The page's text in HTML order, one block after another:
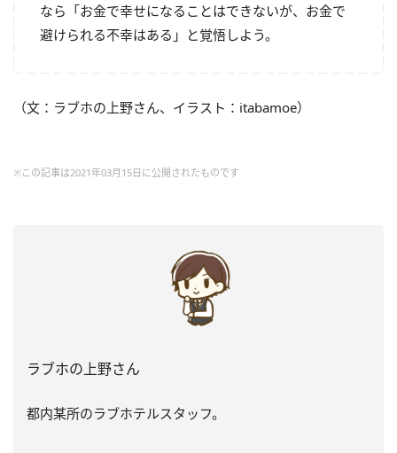
なら「お金で幸せになることはできないが、お金で
避けられる不幸はある」と覚悟しよう。
（文：ラブホの上野さん、イラスト：itabamoe）
※この記事は2021年03月15日に公開されたものです
ラブホの上野さん
都内某所のラブホテルスタッフ。